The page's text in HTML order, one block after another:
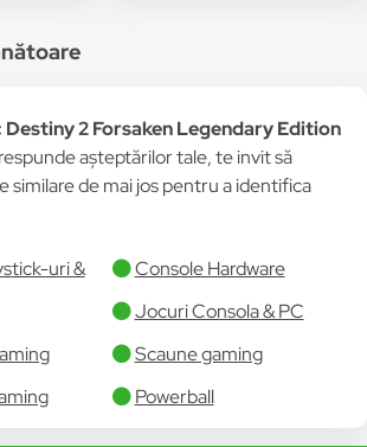
2 Forsaken Legendary Edition
așteptărilor tale, te invit să
similare de mai jos pentru a identifica
uri &
Console Hardware
Jocuri Consola & PC
Scaune gaming
Powerball